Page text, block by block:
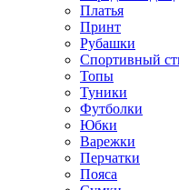
Платья
Принт
Рубашки
Спортивный
Топы
Туники
Футболки
Юбки
Варежки
Перчатки
Пояса